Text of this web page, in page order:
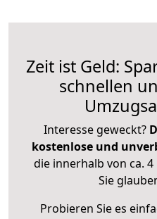
Zeit ist Geld:
schnellen
Interesse geweckt?
kostenlose und
die innerhalb von ca.
Sie
Probieren Sie es